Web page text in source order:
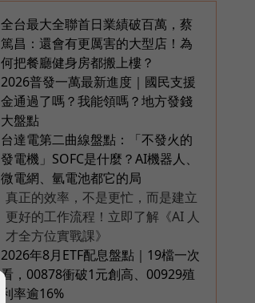
全台最大全聯首日業績破百萬，蔡
篤昌：還會有更厲害的大型店！為
何把餐廳健身房都搬上樓？
2026普發一萬最新進度｜國民支援
金通過了嗎？我能領嗎？地方發錢
大盤點
台達電第二曲線盤點：「不發火的
發電機」SOFC是什麼？AI機器人、
微電網、氫電池都它的局
真正的效率，不是更忙，而是建立
更好的工作流程！立即了解《AI 人
才全方位實戰課》
2026年8月ETF配息盤點｜19檔一次
看，00878衝破1元創高、00929殖
利率逾16%